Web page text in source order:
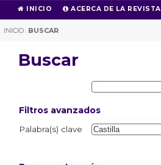
INICIO ACERCA DE LA REVISTA
INICIO | BUSCAR
Buscar
Filtros avanzados
Palabra(s) clave